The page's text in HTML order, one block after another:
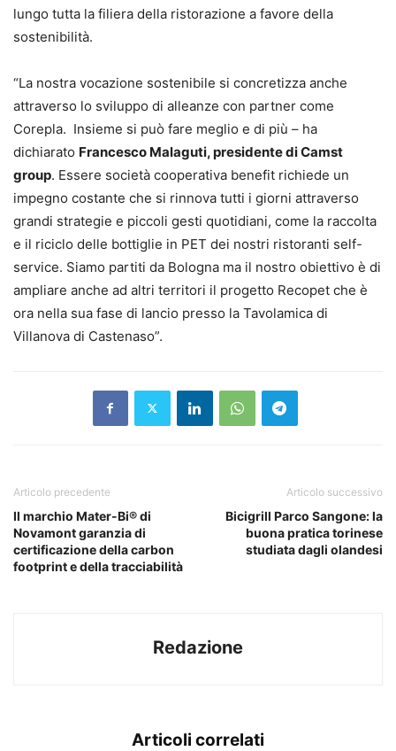
lungo tutta la filiera della ristorazione a favore della
sostenibilità.
“La nostra vocazione sostenibile si concretizza anche
attraverso lo sviluppo di alleanze con partner come
Corepla. Insieme si può fare meglio e di più – ha
dichiarato Francesco Malaguti, presidente di Camst
group. Essere società cooperativa benefit richiede un
impegno costante che si rinnova tutti i giorni attraverso
grandi strategie e piccoli gesti quotidiani, come la raccolta
e il riciclo delle bottiglie in PET dei nostri ristoranti self-
service. Siamo partiti da Bologna ma il nostro obiettivo è di
ampliare anche ad altri territori il progetto Recopet che è
ora nella sua fase di lancio presso la Tavolamica di
Villanova di Castenaso”.
Articolo precedente
Il marchio Mater-Bi® di
Novamont garanzia di
certificazione della carbon
footprint e della tracciabilità
Articolo successivo
Bicigrill Parco Sangone: la
buona pratica torinese
studiata dagli olandesi
Redazione
Articoli correlati